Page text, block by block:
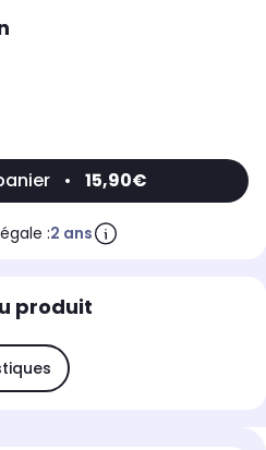
• 15,90€
:2 ans
produit